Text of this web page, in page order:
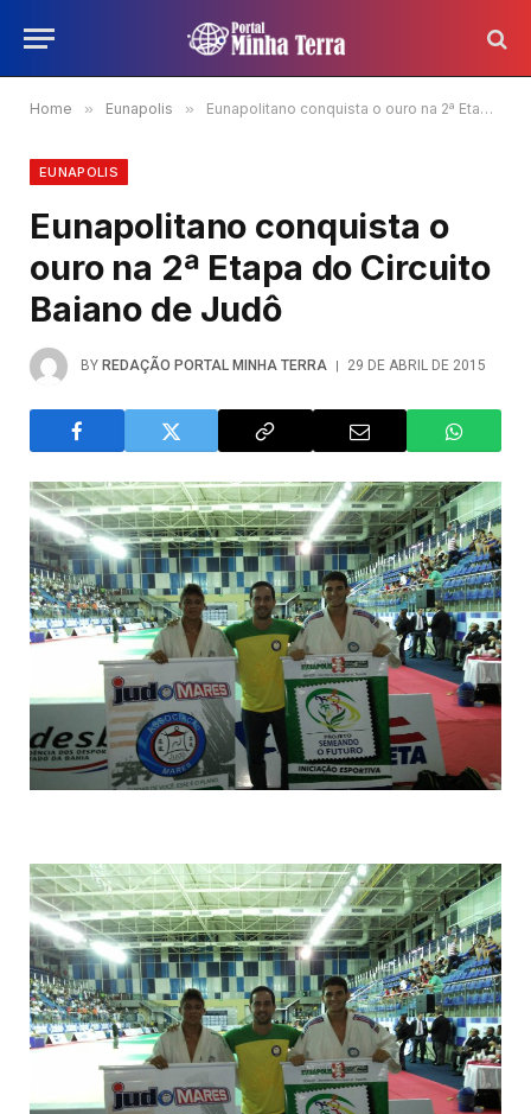
Home » Eunapolis » Eunapolitano conquista o ouro na 2ª Etapa do Circuito Baiano de Judô
EUNAPOLIS
Eunapolitano conquista o
ouro na 2ª Etapa do Circuito
Baiano de Judô
BY REDAÇÃO PORTAL MINHA TERRA 29 DE ABRIL DE 2015